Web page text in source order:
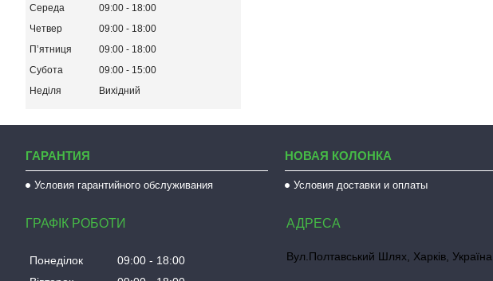
Середа
09:00
18:00
Четвер
09:00
18:00
Пʼятниця
09:00
18:00
Субота
09:00
15:00
Неділя
Вихідний
ГАРАНТИЯ
Условия гарантийного обслуживания
НОВАЯ КОЛОНКА
Условия доставки и оплаты
ГРАФІК РОБОТИ
Понеділок 09:00
18:00
Вул.Полтавський Шлях, Харків, Україна